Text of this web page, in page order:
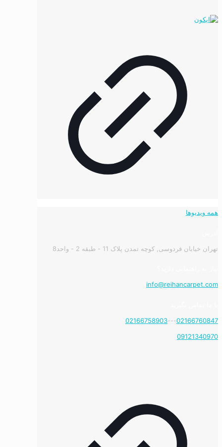
همه ویدیوها
تهران خیابان فردوسی, کوچه تمدن پلاک 11 - طبقه 2 - واحد8
info@reihancarpet.com
02166760847
---
02166758903
09121340970